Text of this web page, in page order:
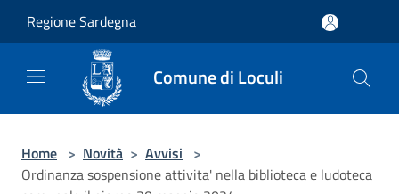
Regione Sardegna
Comune di Loculi
Home > Novità > Avvisi >
Ordinanza sospensione attivita' nella biblioteca e ludoteca